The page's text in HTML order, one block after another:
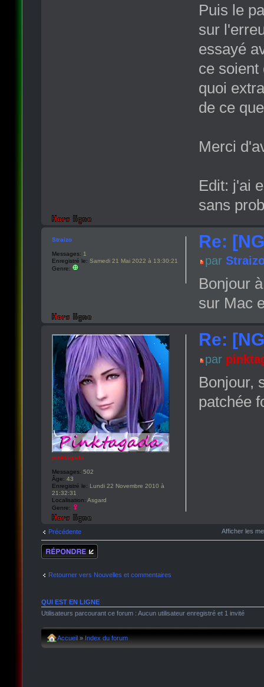
Puis le
sur
essayé
ce soient
quoi
de ce
Merci
Edit: j'ai
sans
Re:
par
Bonjour
sur Mac
Straizo
Messages: 1
Enregistré le: Samedi 21 Mai 2022 à 13:30:21
Genre:
Re:
par
Bonjour,
patchée
pinktagada
Messages: 502
Âge: 43
Enregistré le: Lundi 22 Novembre 2010 à
21:32:31
Localisation: Asgard
Genre:
Précédente Afficher les
Répondre
Retourner vers Nouvelles et commentaires
QUI EST EN LIGNE
Utilisateurs parcourant ce forum : Aucun utilisateur enregistré et 1 invité
Accueil » Index du forum